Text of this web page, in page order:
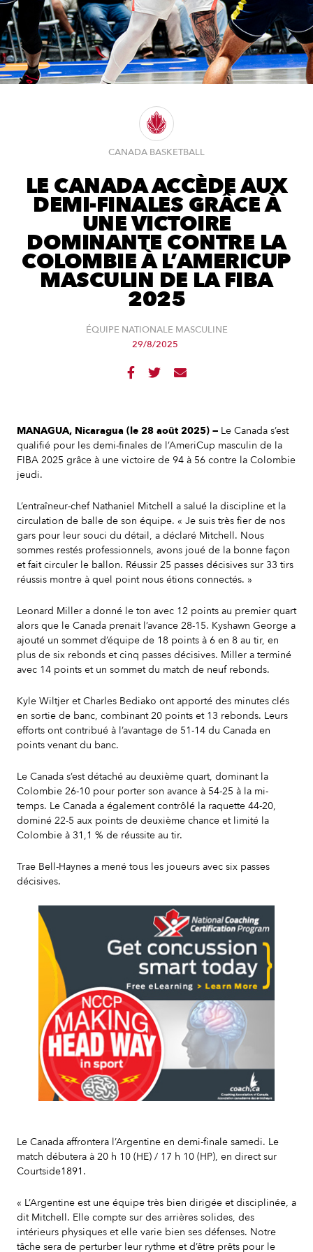
CANADA BASKETBALL
LE CANADA ACCÈDE AUX
DEMI-FINALES GRÂCE À
UNE VICTOIRE
DOMINANTE CONTRE LA
COLOMBIE À L’AMERICUP
MASCULIN DE LA FIBA
2025
ÉQUIPE NATIONALE MASCULINE
29/8/2025
  
MANAGUA, Nicaragua (le 28 août 2025) — Le Canada s’est
qualifié pour les demi-finales de l’AmeriCup masculin de la
FIBA 2025 grâce à une victoire de 94 à 56 contre la Colombie
jeudi.
L’entraîneur-chef Nathaniel Mitchell a salué la discipline et la
circulation de balle de son équipe. « Je suis très fier de nos
gars pour leur souci du détail, a déclaré Mitchell. Nous
sommes restés professionnels, avons joué de la bonne façon
et fait circuler le ballon. Réussir 25 passes décisives sur 33 tirs
réussis montre à quel point nous étions connectés. »
Leonard Miller a donné le ton avec 12 points au premier quart
alors que le Canada prenait l’avance 28-15. Kyshawn George a
ajouté un sommet d’équipe de 18 points à 6 en 8 au tir, en
plus de six rebonds et cinq passes décisives. Miller a terminé
avec 14 points et un sommet du match de neuf rebonds.
Kyle Wiltjer et Charles Bediako ont apporté des minutes clés
en sortie de banc, combinant 20 points et 13 rebonds. Leurs
efforts ont contribué à l’avantage de 51-14 du Canada en
points venant du banc.
Le Canada s’est détaché au deuxième quart, dominant la
Colombie 26-10 pour porter son avance à 54-25 à la mi-
temps. Le Canada a également contrôlé la raquette 44-20,
dominé 22-5 aux points de deuxième chance et limité la
Colombie à 31,1 % de réussite au tir.
Trae Bell-Haynes a mené tous les joueurs avec six passes
décisives.
Le Canada affrontera l’Argentine en demi-finale samedi. Le
match débutera à 20 h 10 (HE) / 17 h 10 (HP), en direct sur
Courtside1891.
« L’Argentine est une équipe très bien dirigée et disciplinée, a
dit Mitchell. Elle compte sur des arrières solides, des
intérieurs physiques et elle varie bien ses défenses. Notre
tâche sera de perturber leur rythme et d’être prêts pour le